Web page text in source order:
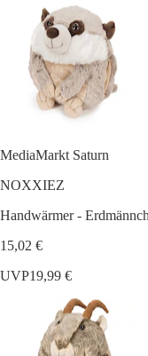
MediaMarkt Saturn
NOXXIEZ
Handwärmer -
15,02 €
UVP19,99 €